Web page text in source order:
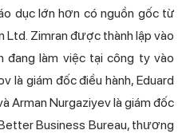
dục lớn hơn có nguồn gốc từ
Ltd. Zimran được thành lập vào
đang làm việc tại công ty vào
là giám đốc điều hành, Eduard
Arman Nurgaziyev là giám đốc
Business Bureau, thương